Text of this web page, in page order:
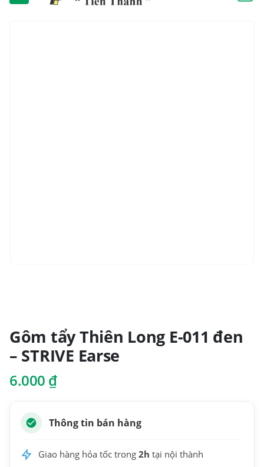
Gôm tẩy Thiên Long E-011 đen
– STRIVE Earse
6.000 ₫
Thông tin bán hàng
Giao hàng hỏa tốc trong 2h tại nội thành